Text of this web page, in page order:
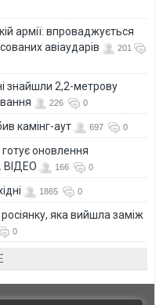
армії: впроваджується
авіаударів
201
знайшли 2,2-метрову
226 0
камінг-аут 697 0
оновлення
ВІДЕО
166 0
1865 0
яка вийшла заміж
0